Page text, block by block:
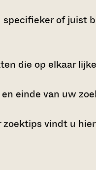
of juist
die op elkaar
einde van uw
zoektips vindt u hier